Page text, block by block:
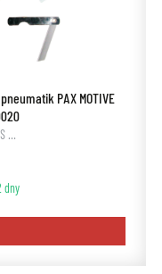
PAX MOTIVE
…
dny